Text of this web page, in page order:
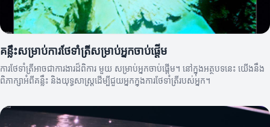
គន្លឹះសម្រាប់ការថែទាំត្រីសម្រាប់អ្នកចាប់ផ្តើម
ការថែទាំត្រីអាចជាការងារដ៏ពិការ មួយ សម្រាប់អ្នកចាប់ផ្តើម។ នៅក្នុងអត្ថបទនេះ យើងនឹង
ពិភាក្សាអំពីគន្លឹះ និងយុទ្ធសាស្ត្រដើម្បីជួយអ្នកក្នុងការថែទាំត្រីរបស់អ្នក។